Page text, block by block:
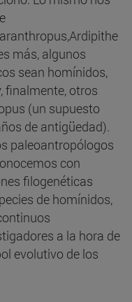
más, algunos
sean homínidos,
finalmente, otros
(un supuesto
de antigüedad).
paleoantropólogos
con
filogenéticas
de homínidos,
a la hora de
evolutivo de los